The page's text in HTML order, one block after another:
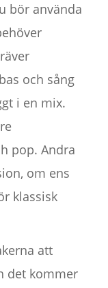
bör använda
och sång
i en mix.
pop. Andra
om ens
klassisk
att
det kommer